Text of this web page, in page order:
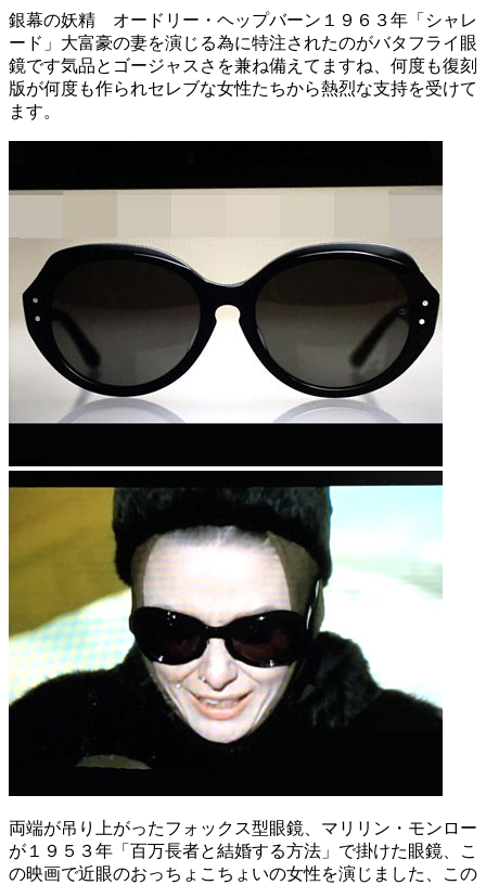
銀幕の妖精 オードリー・ヘップバーン１９６３年「シャレ
ード」大富豪の妻を演じる為に特注されたのがバタフライ眼
鏡です気品とゴージャスさを兼ね備えてますね、何度も復刻
版が何度も作られセレブな女性たちから熱烈な支持を受けて
ます。
両端が吊り上がったフォックス型眼鏡、マリリン・モンロー
が１９５３年「百万長者と結婚する方法」で掛けた眼鏡、こ
の映画で近眼のおっちょこちょいの女性を演じました、この